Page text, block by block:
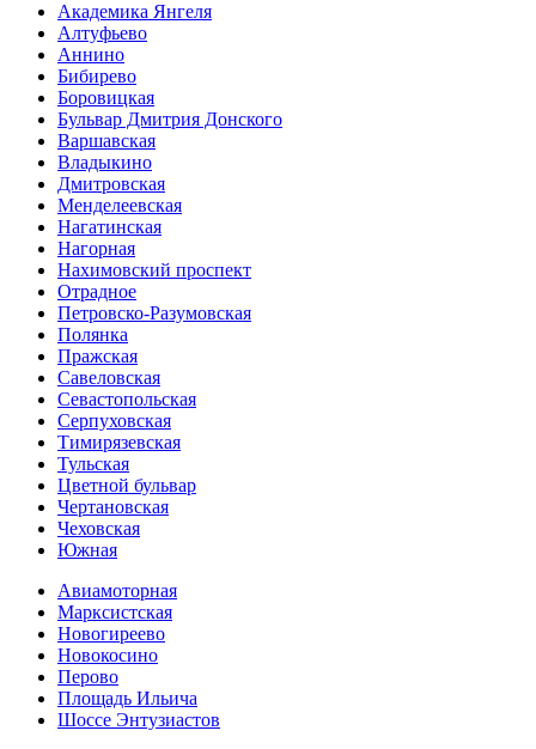
Академика Янгеля
Алтуфьево
Аннино
Бибирево
Боровицкая
Бульвар Дмитрия Донского
Варшавская
Владыкино
Дмитровская
Менделеевская
Нагатинская
Нагорная
Нахимовский проспект
Отрадное
Петровско-Разумовская
Полянка
Пражская
Савеловская
Севасто­польская
Серпуховская
Тимирязевская
Тульская
Цветной бульвар
Чертановская
Чеховская
Южная
Авиамоторная
Марксистская
Новогиреево
Новокосино
Перово
Площадь Ильича
Шоссе Энтузиастов